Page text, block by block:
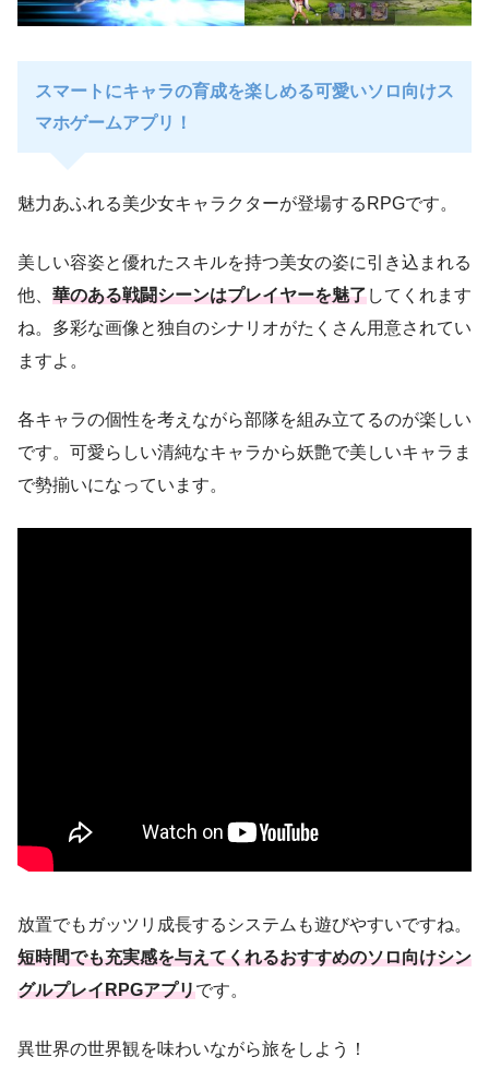
スマートにキャラの育成を楽しめる可愛いソロ向けス
マホゲームアプリ！
魅力あふれる美少女キャラクターが登場するRPGです。
美しい容姿と優れたスキルを持つ美女の姿に引き込まれる
他、 華のある戦闘シーンはプレイヤーを魅了してくれます
ね。多彩な画像と独自のシナリオがたくさん用意されてい
ますよ。
各キャラの個性を考えながら部隊を組み立てるのが楽しい
です。可愛らしい清純なキャラから妖艶で美しいキャラま
で勢揃いになっています。
放置でもガッツリ成長するシステムも遊びやすいですね。
短時間でも充実感を与えてくれるおすすめのソロ向けシン
グルプレイRPGアプリです。
異世界の世界観を味わいながら旅をしよう！